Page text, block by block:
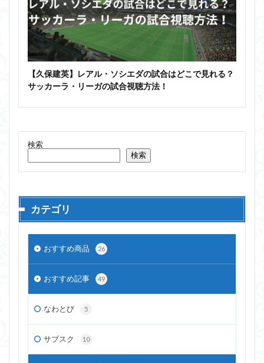
【久保建英】レアル・ソシエダの試合はどこで見れる？
サッカーラ・リーガの試合視聴方法！
検索
検索
カテゴリ
おすすめ商品 26
おすすめ記事 49
なわとび 5
サブスク 10